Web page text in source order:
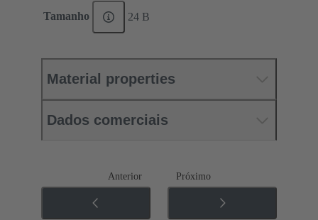
Tamanho 24 B
Material properties
Dados comerciais
Anterior Próximo